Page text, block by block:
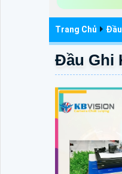
Trang Chủ
Đầu Ghi